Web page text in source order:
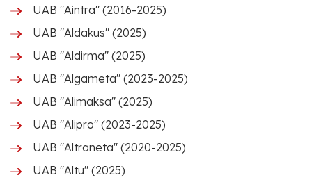
UAB "Aintra" (2016-2025)
UAB "Aldakus" (2025)
UAB "Aldirma" (2025)
UAB "Algameta" (2023-2025)
UAB "Alimaksa" (2025)
UAB "Alipro" (2023-2025)
UAB "Altraneta" (2020-2025)
UAB "Altu" (2025)